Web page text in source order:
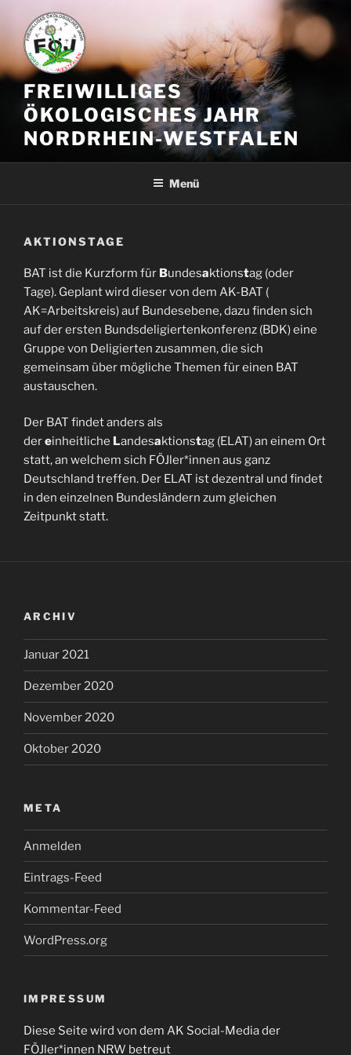
Inhalt
springen
FREIWILLIGES
ÖKOLOGISCHES JAHR
NORDRHEIN-WESTFALEN
Menü
AKTIONSTAGE
BAT ist die Kurzform für Bundesaktionstag (oder
Tage). Geplant wird dieser von dem AK-BAT (
AK=Arbeitskreis) auf Bundesebene, dazu finden sich
auf der ersten Bundsdeligiertenkonferenz (BDK) eine
Gruppe von Deligierten zusammen, die sich
gemeinsam über mögliche Themen für einen BAT
austauschen.
Der BAT findet anders als
dereinheitliche Landesaktionstag (ELAT) an einem Ort
statt, an welchem sich FÖJler*innen aus ganz
Deutschland treffen. Der ELAT ist dezentral und findet
in den einzelnen Bundesländern zum gleichen
Zeitpunkt statt.
ARCHIV
Januar 2021
Dezember 2020
November 2020
Oktober 2020
META
Anmelden
Eintrags-Feed
Kommentar-Feed
WordPress.org
IMPRESSUM
Diese Seite wird von dem AK Social-Media der
FÖJler*innen NRW betreut